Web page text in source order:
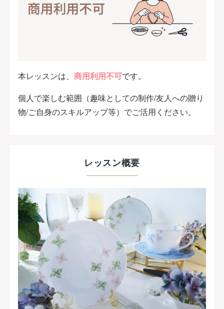
本レッスンは、 商用利用不可です。
個人で楽しむ範囲（趣味としての制作/友人への贈り
物/ご自身のスキルアップ等）でご活用ください。
レッスン概要